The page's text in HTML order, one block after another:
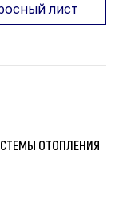
лист
ОТОПЛЕНИЯ